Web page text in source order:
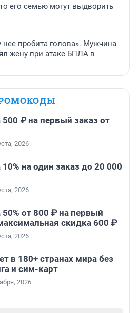
его семью могут выдворить
нее пробита голова». Мужчина
жену при атаке БПЛА в
₽ на первый заказ от
2026
на один заказ до 20 000
2026
от 800 ₽ на первый
скидка 600 ₽
2026
в 180+ странах мира без
и сим-карт
2026